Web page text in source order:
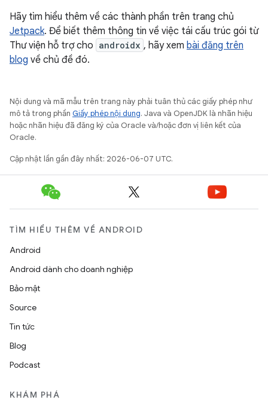
Hãy tìm hiểu thêm về các thành phần trên trang chủ
Jetpack. Để biết thêm thông tin về việc tái cấu trúc gói từ
Thư viện hỗ trợ cho androidx , hãy xem bài đăng trên
blog về chủ đề đó.
Nội dung và mã mẫu trên trang này phải tuân thủ các giấy phép như
mô tả trong phần Giấy phép nội dung. Java và OpenJDK là nhãn hiệu
hoặc nhãn hiệu đã đăng ký của Oracle và/hoặc đơn vị liên kết của
Oracle.
Cập nhật lần gần đây nhất: 2026-06-07 UTC.
TÌM HIỂU THÊM VỀ ANDROID
Android
Android dành cho doanh nghiệp
Bảo mật
Source
Tin tức
Blog
Podcast
KHÁM PHÁ